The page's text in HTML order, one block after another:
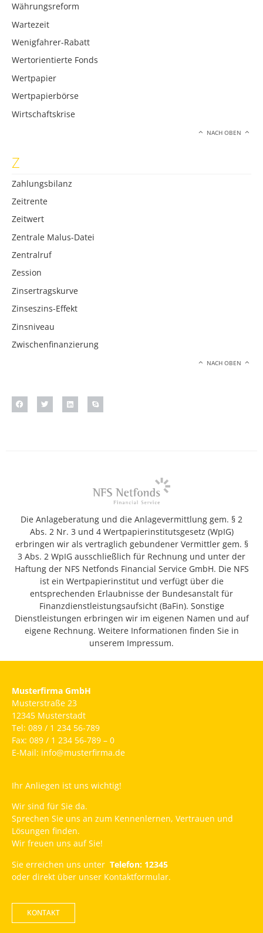
Währungsreform
Wartezeit
Wenigfahrer-Rabatt
Wertorientierte Fonds
Wertpapier
Wertpapierbörse
Wirtschaftskrise
NACH OBEN
Z
Zahlungsbilanz
Zeitrente
Zeitwert
Zentrale Malus-Datei
Zentralruf
Zession
Zinsertragskurve
Zinseszins-Effekt
Zinsniveau
Zwischenfinanzierung
NACH OBEN
Die Anlageberatung und die Anlagevermittlung gem. § 2
Abs. 2 Nr. 3 und 4 Wertpapierinstitutsgesetz (WpIG)
erbringen wir als vertraglich gebundener Vermittler gem. §
3 Abs. 2 WpIG ausschließlich für Rechnung und unter der
Haftung der NFS Netfonds Financial Service GmbH. Die NFS
ist ein Wertpapierinstitut und verfügt über die
entsprechenden Erlaubnisse der Bundesanstalt für
Finanzdienstleistungsaufsicht (BaFin). Sonstige
Dienstleistungen erbringen wir im eigenen Namen und auf
eigene Rechnung. Weitere Informationen finden Sie in
unserem Impressum.
Musterfirma GmbH
Musterstraße 23
12345 Musterstadt
Tel: 089 / 1 234 56-789
Fax: 089 / 1 234 56-789 – 0
E-Mail: info@musterfirma.de
Ihr Anliegen ist uns wichtig!
Wir sind für Sie da.
Sprechen Sie uns an zum Kennenlernen, Vertrauen und
Lösungen finden.
Wir freuen uns auf Sie!
Sie erreichen uns unter Telefon: 12345
oder direkt über unser Kontaktformular.
KONTAKT